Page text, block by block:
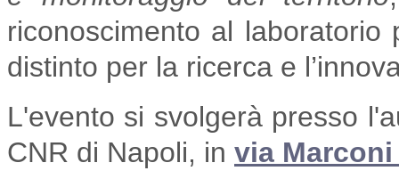
riconoscimento al
distinto per la ricerca e
L'evento si svolgerà presso
CNR di Napoli, in via Marconi